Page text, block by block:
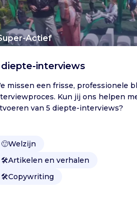
Actief
diepte-interviews
missen een frisse, professionele
Kun jij ons helpen
van 5 diepte-interviews?
🙂Welzijn
🛠️Artikelen en verhalen
🛠️Copywriting